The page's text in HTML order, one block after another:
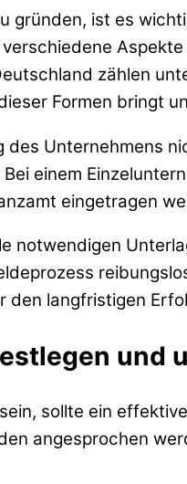
gründen, ist es
zählen
Formen bringt
des Unternehmens
einem
eingetragen
notwendigen
den langfristigen
und
sollte ein
angesprochen